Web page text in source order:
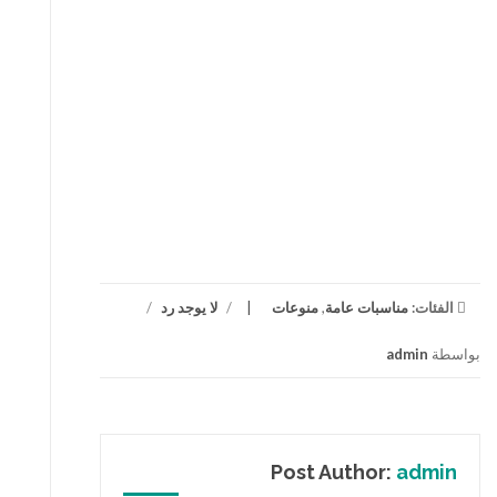
الفئات: مناسبات عامة,منوعات / لا يوجد رد /
بواسطة admin
Post Author: admin